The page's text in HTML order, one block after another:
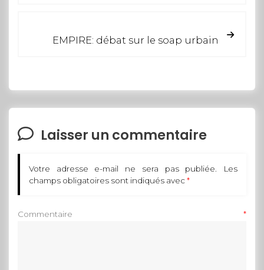
EMPIRE: débat sur le soap urbain
Laisser un commentaire
Votre adresse e-mail ne sera pas publiée.
Les
champs obligatoires sont indiqués avec*
Commentaire *